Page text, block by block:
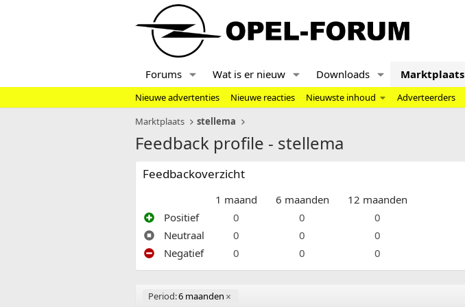
Forums Wat is er nieuw Downloads Marktplaats
Nieuwe advertenties Nieuwe reacties Nieuwste inhoud Adverteerders
Marktplaats
stellema
Feedback profile - stellema
Feedbackoverzicht
1 maand 6 maanden
12 maanden
Positief
0 0
0
Neutraal
0 0
0
Negatief
0 0 0
Period:6 maanden